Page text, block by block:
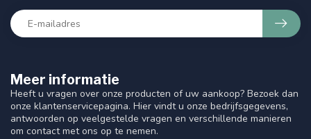
Meer informatie
Heeft u vragen over onze producten of uw aankoop? Bezoek dan
onze klantenservicepagina. Hier vindt u onze bedrijfsgegevens,
antwoorden op veelgestelde vragen en verschillende manieren
om contact met ons op te nemen.